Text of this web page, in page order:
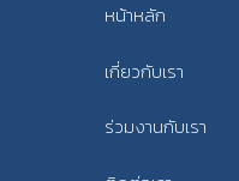
หน้าหลัก
เกี่ยวกับเรา
ร่วมงานกับเรา